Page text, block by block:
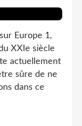
Europe 1,
XXIe siècle
actuellement
sûre de ne
dans ce